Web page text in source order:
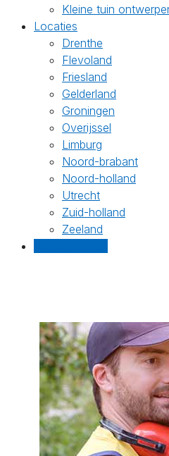
Kleine tuin
Locaties
Drenthe
Flevoland
Friesland
Gelderland
Groningen
Overijssel
Limburg
Noord-brabant
Noord-holland
Utrecht
Zuid-holland
Zeeland